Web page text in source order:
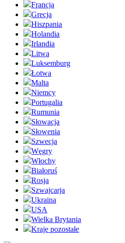
Francja
Grecja
Hiszpania
Holandia
Irlandia
Litwa
Luksemburg
Łotwa
Malta
Niemcy
Portugalia
Rumunia
Słowacja
Słowenia
Szwecja
Węgry
Włochy
Białoruś
Rosja
Szwajcarja
Ukraina
USA
Wielka Brytania
Kraje pozostałe